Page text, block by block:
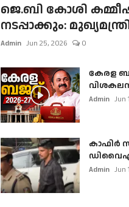
ജെ.ബി കോശി
നടപ്പാക്കും:
Admin Jun 25, 2026 0
കേരള
Admin Jun
കാഫിർ
Admin Jun